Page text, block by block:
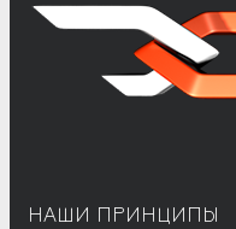
НАШИ ПРИНЦИПЫ